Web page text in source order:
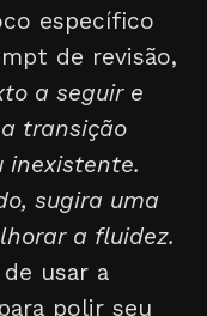
específico
de revisão,
a seguir e
transição
inexistente.
sugira uma
a fluidez.
usar a
polir seu